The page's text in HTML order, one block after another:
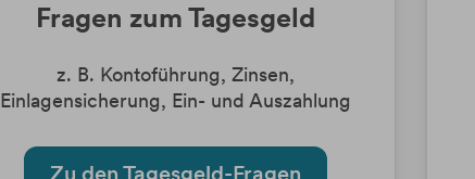
Fragen zum Tagesgeld
z. B. Kontoführung, Zinsen,
Einlagensicherung, Ein- und Auszahlung
Zu den Tagesgeld-Fragen